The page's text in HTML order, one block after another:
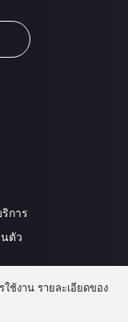
การ
ตัว
ใช้งาน รายละเอียดของ